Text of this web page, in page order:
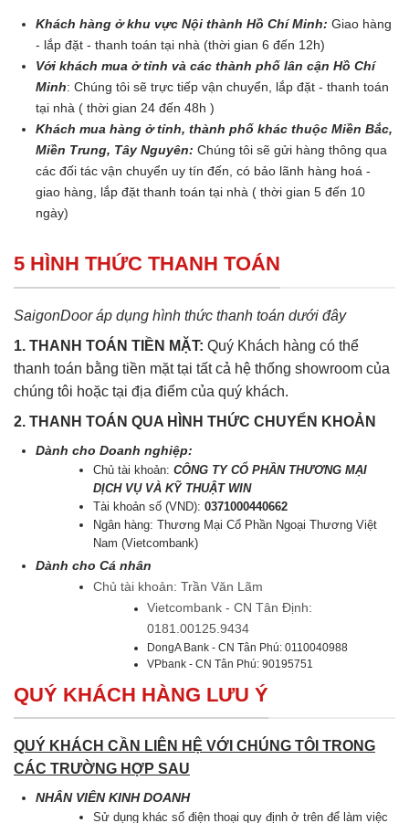
Khách hàng ở khu vực Nội thành Hồ Chí Minh: Giao hàng
- lắp đặt - thanh toán tại nhà (thời gian 6 đến 12h)
Với khách mua ở tỉnh và các thành phố lân cận Hồ Chí
Minh: Chúng tôi sẽ trực tiếp vận chuyển, lắp đặt - thanh toán
tại nhà ( thời gian 24 đến 48h )
Khách mua hàng ở tỉnh, thành phố khác thuộc Miền Bắc,
Miền Trung, Tây Nguyên: Chúng tôi sẽ gửi hàng thông qua
các đối tác vận chuyển uy tín đến, có bảo lãnh hàng hoá -
giao hàng, lắp đặt thanh toán tại nhà ( thời gian 5 đến 10
ngày)
5 HÌNH THỨC THANH TOÁN
SaigonDoor áp dụng hình thức thanh toán dưới đây
1. THANH TOÁN TIỀN MẶT: Quý Khách hàng có thể
thanh toán bằng tiền mặt tại tất cả hệ thống showroom của
chúng tôi hoặc tại địa điểm của quý khách.
2. THANH TOÁN QUA HÌNH THỨC CHUYỂN KHOẢN
Dành cho Doanh nghiệp:
Chủ tài khoản:CÔNG TY CỔ PHẦN THƯƠNG MẠI
DỊCH VỤ VÀ KỸ THUẬT WIN
Tài khoản số (VND):0371000440662
Ngân hàng: Thương Mại Cổ Phần Ngoại Thương Việt
Nam (Vietcombank)
Dành cho Cá nhân
Chủ tài khoản: Trần Văn Lãm
Vietcombank - CN Tân Định:
0181.00125.9434
DongA Bank - CN Tân Phú: 0110040988
VPbank - CN Tân Phú: 90195751
QUÝ KHÁCH HÀNG LƯU Ý
QUÝ KHÁCH CẦN LIÊN HỆ VỚI CHÚNG TÔI TRONG
CÁC TRƯỜNG HỢP SAU
NHÂN VIÊN KINH DOANH
Sử dụng khác số điện thoại quy định ở trên để làm việc